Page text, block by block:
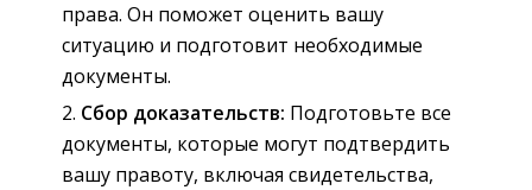
права. Он поможет оценить вашу
ситуацию и подготовит необходимые
документы.
Сбор доказательств: Подготовьте все
документы, которые могут подтвердить
вашу правоту, включая свидетельства,